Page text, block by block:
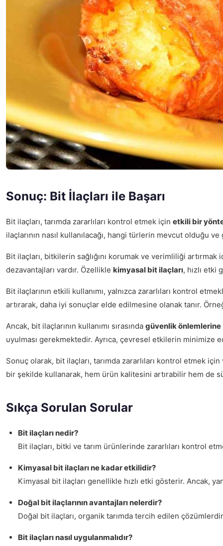
Sonuç: Bit İlaçları ile Başarı
Bit ilaçları, tarımda zararlıları kontrol etmek için etkili bir
ilaçlarının nasıl kullanılacağı, hangi türlerin mevcut olduğu
Bit ilaçları, bitkilerin sağlığını korumak ve verimliliği
dezavantajları vardır. Özellikle kimyasal bit ilaçları, hızlı etki
Bit ilaçlarının etkili kullanımı, yalnızca zararlıları kontrol
artırarak, daha iyi sonuçlar elde edilmesine olanak tanır.
Ancak, bit ilaçlarının kullanımı sırasında güvenlik önlemlerine
uyulması gerekmektedir. Ayrıca, çevresel etkilerin
Sonuç olarak, bit ilaçları, tarımda zararlıları kontrol etmek
bir şekilde kullanarak, hem ürün kalitesini artırabilir hem de
Sıkça Sorulan Sorular
Bit ilaçları nedir?
Bit ilaçları, bitki ve tarım ürünlerinde zararlıları kontrol
Kimyasal bit ilaçları ne kadar etkilidir?
Kimyasal bit ilaçları genellikle hızlı etki gösterir. Ancak,
Doğal bit ilaçlarının avantajları nelerdir?
Doğal bit ilaçları, organik tarımda tercih edilen
Bit ilaçları nasıl uygulanmalıdır?